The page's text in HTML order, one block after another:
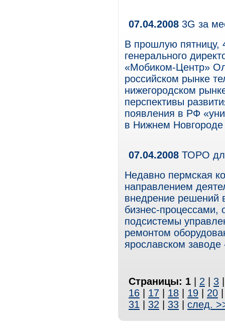
07.04.2008 3G за
В прошлую пятницу,
генерального
«Мобиком-Центр»
российском рынке
нижегородском
перспективы
появления в РФ
в Нижнем Новгороде
07.04.2008 ТОРО
Недавно пермская
направлением
внедрение решений
бизнес-процессами,
подсистемы
ремонтом
ярославском
Страницы: 1 2 3
16
17 18 19 20
31
32 33 след.